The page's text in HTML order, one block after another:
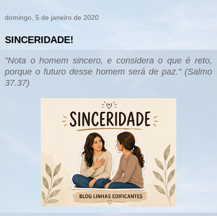
domingo, 5 de janeiro de 2020
SINCERIDADE!
"Nota o homem sincero, e considera o que é reto,
porque o futuro desse homem será de paz." (Salmo
37.37)